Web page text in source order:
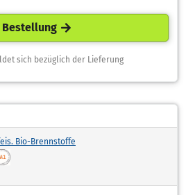
Bestellung
sich bezüglich der Lieferung
Bio-Brennstoffe